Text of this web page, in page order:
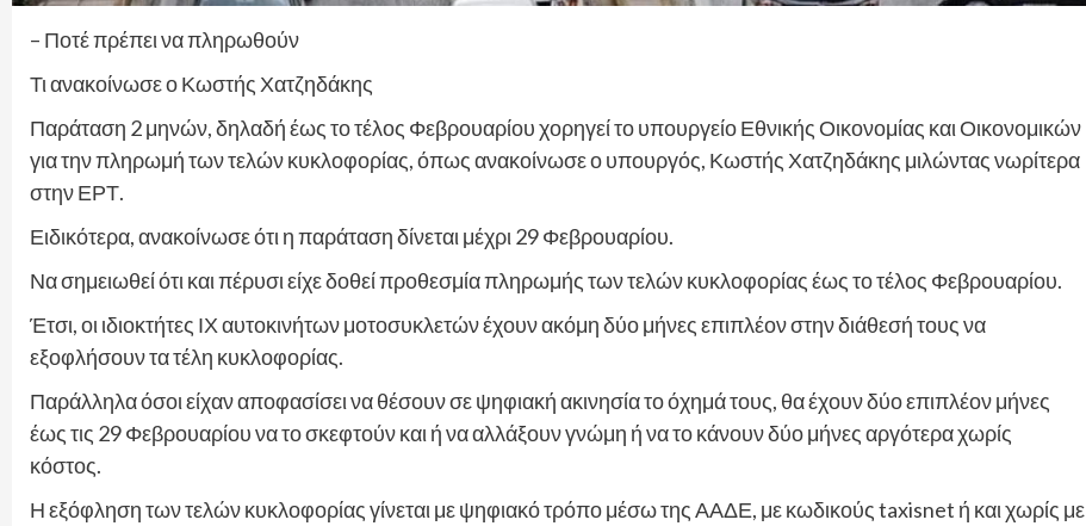
– Ποτέ πρέπει να πληρωθούν
Τι ανακοίνωσε ο Κωστής Χατζηδάκης
Παράταση 2 μηνών, δηλαδή έως το τέλος Φεβρουαρίου χορηγεί το υπουργείο Εθνικής Οικονομίας και Οικονομικών
για την πληρωμή των τελών κυκλοφορίας, όπως ανακοίνωσε ο υπουργός, Κωστής Χατζηδάκης μιλώντας νωρίτερα
στην ΕΡΤ.
Ειδικότερα, ανακοίνωσε ότι η παράταση δίνεται μέχρι 29 Φεβρουαρίου.
Να σημειωθεί ότι και πέρυσι είχε δοθεί προθεσμία πληρωμής των τελών κυκλοφορίας έως το τέλος Φεβρουαρίου.
Έτσι, οι ιδιοκτήτες ΙΧ αυτοκινήτων μοτοσυκλετών έχουν ακόμη δύο μήνες επιπλέον στην διάθεσή τους να
εξοφλήσουν τα τέλη κυκλοφορίας.
Παράλληλα όσοι είχαν αποφασίσει να θέσουν σε ψηφιακή ακινησία το όχημά τους, θα έχουν δύο επιπλέον μήνες
έως τις 29 Φεβρουαρίου να το σκεφτούν και ή να αλλάξουν γνώμη ή να το κάνουν δύο μήνες αργότερα χωρίς
κόστος.
Η εξόφληση των τελών κυκλοφορίας γίνεται με ψηφιακό τρόπο μέσω της ΑΑΔΕ, με κωδικούς taxisnet ή και χωρίς με